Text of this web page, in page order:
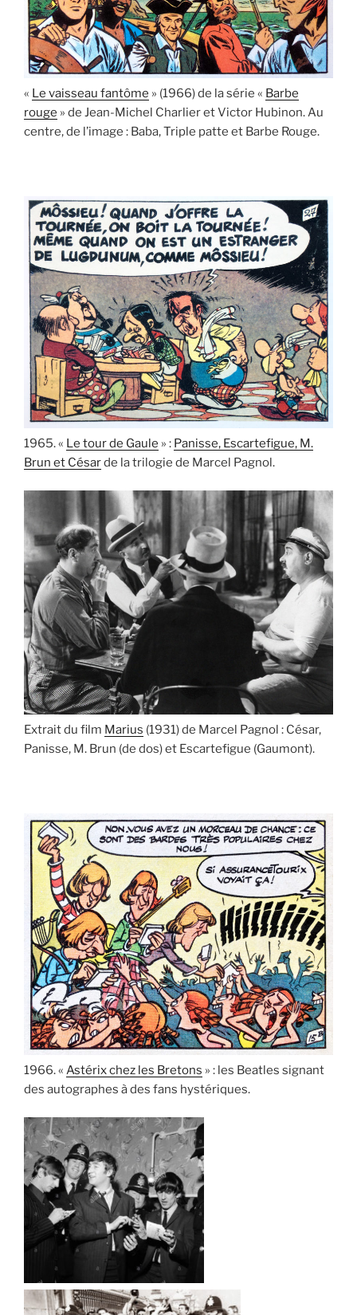
« Le vaisseau fantôme » (1966) de la série « Barbe
rouge » de Jean-Michel Charlier et Victor Hubinon. Au
centre, de l’image : Baba, Triple patte et Barbe Rouge.
1965. « Le tour de Gaule » : Panisse, Escartefigue, M.
Brun et Césarde la trilogie de Marcel Pagnol.
Extrait du film Marius (1931) de Marcel Pagnol : César,
Panisse, M. Brun (de dos) et Escartefigue (Gaumont).
1966. « Astérix chez les Bretons » : les Beatles signant
des autographes à des fans hystériques.